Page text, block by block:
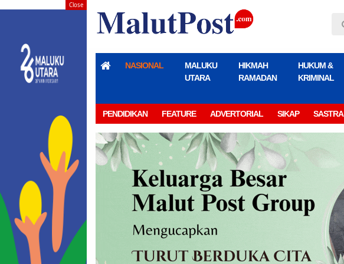
NASIONAL
MALUKU
UTARA
HIKMAH
RAMADAN
HUKUM &
KRIMINAL
PENDIDIKAN FEATURE ADVERTORIAL SIKAP SASTRA
Close